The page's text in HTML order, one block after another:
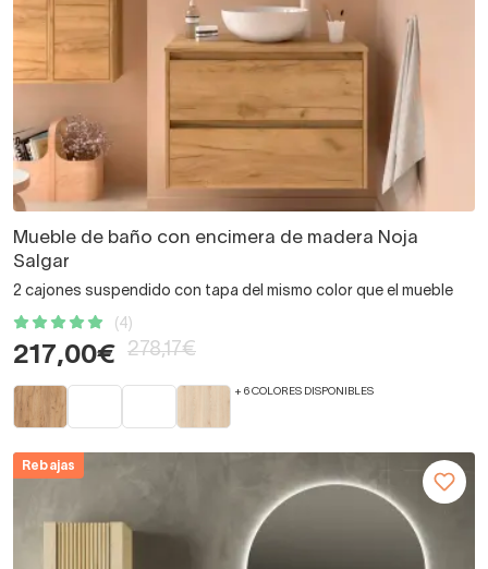
Mueble de baño con encimera de madera Noja
Salgar
2 cajones suspendido con tapa del mismo color que el mueble
(4)
217,00€ 278,17€
+ 6 COLORES DISPONIBLES
Rebajas